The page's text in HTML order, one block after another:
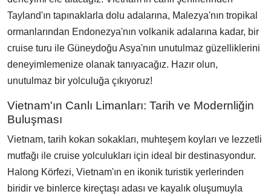
Tayland'ın tapınaklarla dolu adalarına, Malezya'nın tropikal
ormanlarından Endonezya'nın volkanik adalarına kadar, bir
cruise turu ile Güneydoğu Asya'nın unutulmaz güzelliklerini
deneyimlemenize olanak tanıyacağız. Hazır olun,
unutulmaz bir yolculuğa çıkıyoruz!
Vietnam'ın Canlı Limanları: Tarih ve Modernliğin
Buluşması
Vietnam, tarih kokan sokakları, muhteşem koyları ve lezzetli
mutfağı ile cruise yolculukları için ideal bir destinasyondur.
Halong Körfezi, Vietnam'ın en ikonik turistik yerlerinden
biridir ve binlerce kireçtaşı adası ve kayalık oluşumuyla